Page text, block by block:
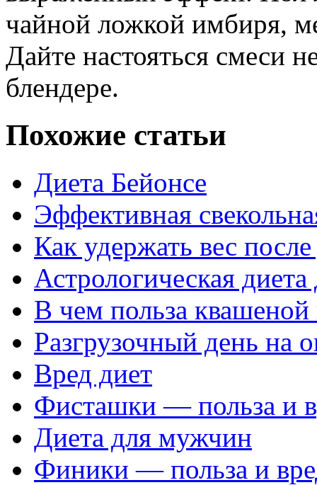
чайной ложкой имбиря,
Дайте настояться смеси
блендере.
Похожие статьи
Диета Бейонсе
Эффективная
Как удержать вес
Астрологическая
В чем польза квашеной
Разгрузочный день на
Вред диет
Фисташки — польза и
Диета для мужчин
Финики — польза и